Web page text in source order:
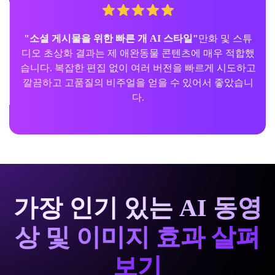
"소셜 게시물을 위한 빠른 개 AI 스타일"만화 및 스튜
디오 초상화 결과는 제 애완동물 콘텐츠에 매우 적합했
습니다. 복잡한 편집 없이 여러 버전을 빠르게 시도하고
깔끔하고 고품질의 비주얼을 얻을 수 있어서 좋았습니
다.
가장 인기 있는 AI 동영
상 및 이미지 효과 살펴
보기